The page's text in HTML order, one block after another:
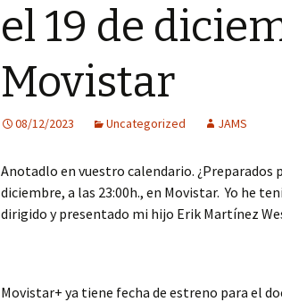
el 19 de
Movistar
08/12/2023 Uncategorized JAMS
Anotadlo en vuestro calendario. ¿Preparados
diciembre, a las 23:00h., en Movistar. Yo he
dirigido y presentado mi hijo Erik Martínez
Movistar+ ya tiene fecha de estreno para el